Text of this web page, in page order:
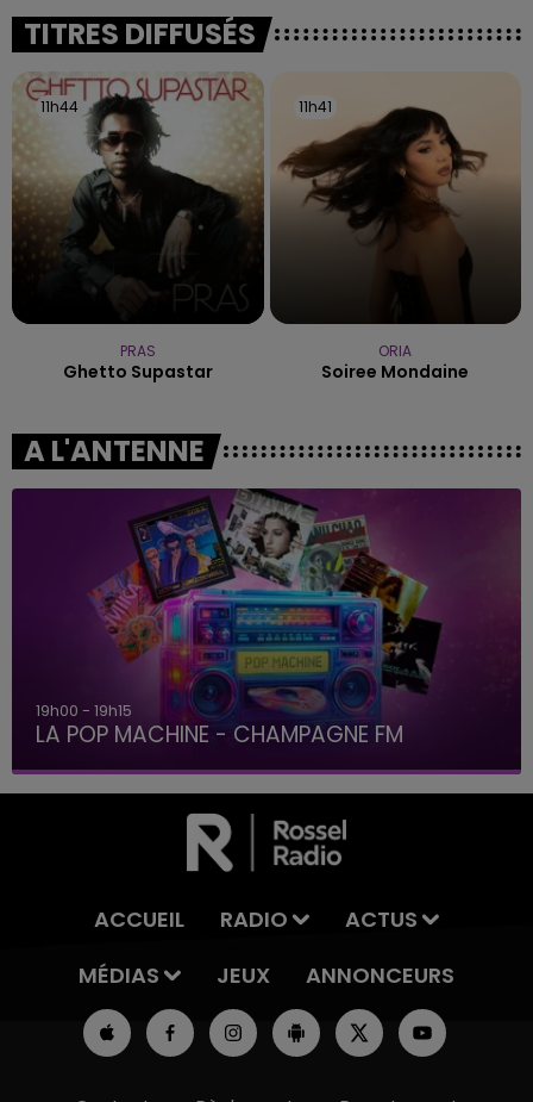
fermer ses portes.
TITRES DIFFUSÉS
11h44
11h44
PRAS
Ghetto Supastar
11h41
11h41
ORIA
Soiree Mondaine
A L'ANTENNE
19h00 - 19h15
LA POP MACHINE - CHAMPAGNE FM
ACCUEIL RADIO
ACTUS
MÉDIAS
JEUX ANNONCEURS